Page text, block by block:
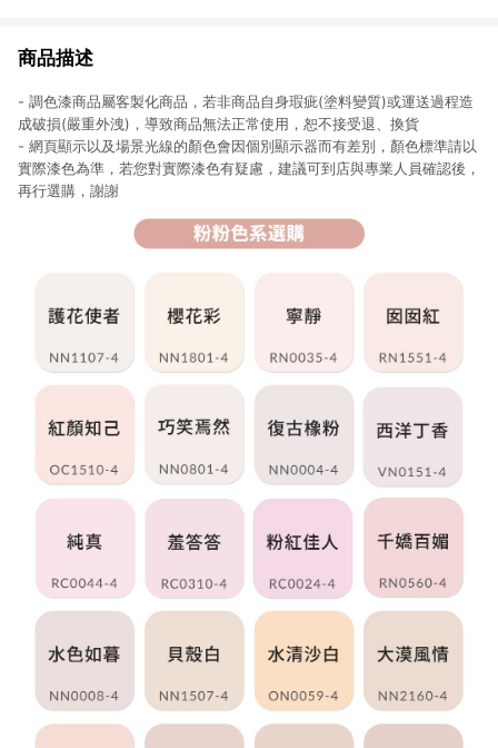
商品描述
- 調色漆商品屬客製化商品，若非商品自身瑕疵(塗料變質)或運送過程造
成破損(嚴重外洩)，導致商品無法正常使用，恕不接受退、換貨
- 網頁顯示以及場景光線的顏色會因個別顯示器而有差別，顏色標準請以
實際漆色為準，若您對實際漆色有疑慮，建議可到店與專業人員確認後，
再行選購，謝謝